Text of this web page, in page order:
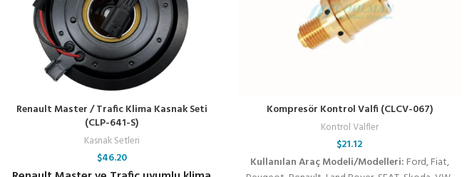
Renault Master / Trafic Klima Kasnak Seti
(CLP-641-S)
Kasnak Setleri
$46.20
Kompresör Kontrol Valfi (CLCV-067)
Kontrol Valfler
$21.12
Kullanılan Araç Modeli/Modelleri: Ford, Fiat,